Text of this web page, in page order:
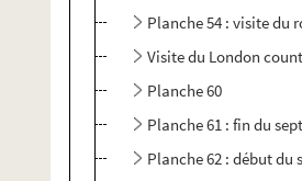
Planche 54 : visite du
Visite du London
Planche 60
Planche 61 : fin du
Planche 62 : début du